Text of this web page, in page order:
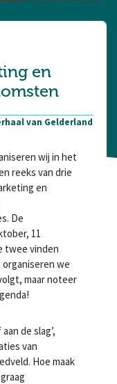
en
van Gelderland
wij in het
reeks van drie
en
De
11
twee vinden
we
maar noteer
de slag’,
van
Hoe maak